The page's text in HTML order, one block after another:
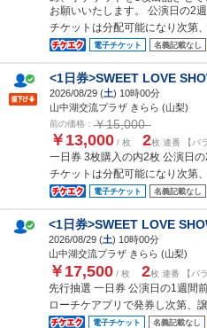
お願いいたします。 公演日の2
チケットは分配可能になり次第
電子チケット 名義記載なし
<1日券>SWEET LOVE
2026/08/29 (土) 10時00分
山中湖交流プラザ きらら (山梨)
前の価格： ￥15,000
￥13,000 / 枚 2枚 連番 【バ
一日券 3枚購入の内2枚 公演日
チケットは分配可能になり次第
電子チケット 名義記載なし
<1日券>SWEET LOVE
2026/08/29 (土) 10時00分
山中湖交流プラザ きらら (山梨)
￥17,500 / 枚 2枚 連番 【バ
先行抽選 一日券 公演日の1週間
ローチケアプリで発券し次第、
電子チケット 名義記載なし